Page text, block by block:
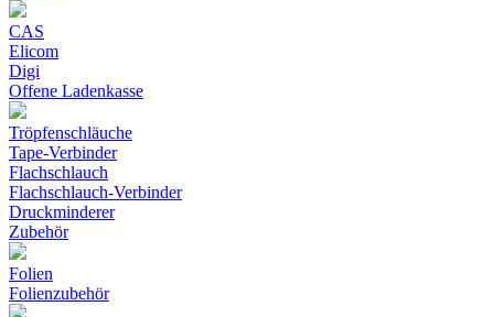
CAS
Elicom
Digi
Offene Ladenkasse
Tröpfenschläuche
Tape-Verbinder
Flachschlauch
Flachschlauch-Verbinder
Druckminderer
Zubehör
Folien
Folienzubehör